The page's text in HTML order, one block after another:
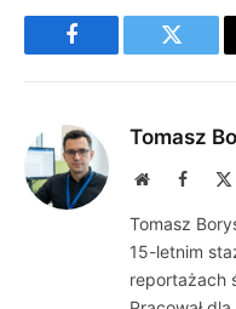
Facebook Twitter
Tomasz
Website
Tomasz
15-letnim
reportażach